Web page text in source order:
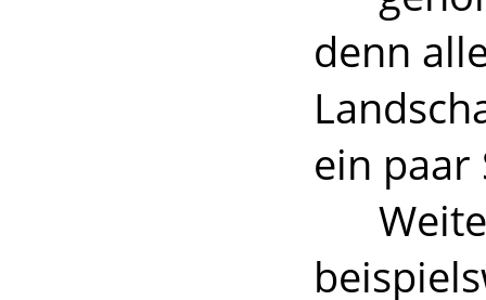
denn
ein paar